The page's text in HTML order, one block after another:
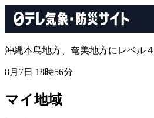
沖縄本島地方、奄美地方にレベル
8月7日 18時56分
マイ地域